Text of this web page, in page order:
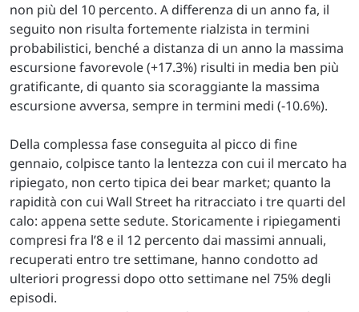
non più del 10 percento. A differenza di un anno fa, il
seguito non risulta fortemente rialzista in termini
probabilistici, benché a distanza di un anno la massima
escursione favorevole (+17.3%) risulti in media ben più
gratificante, di quanto sia scoraggiante la massima
escursione avversa, sempre in termini medi (-10.6%).
Della complessa fase conseguita al picco di fine
gennaio, colpisce tanto la lentezza con cui il mercato ha
ripiegato, non certo tipica dei bear market; quanto la
rapidità con cui Wall Street ha ritracciato i tre quarti del
calo: appena sette sedute. Storicamente i ripiegamenti
compresi fra l’8 e il 12 percento dai massimi annuali,
recuperati entro tre settimane, hanno condotto ad
ulteriori progressi dopo otto settimane nel 75% degli
episodi.